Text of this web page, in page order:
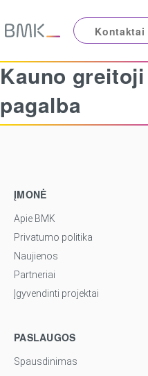
Kontaktai
Kauno
pagalba
ĮMONĖ
Apie BMK
Privatumo politika
Naujienos
Partneriai
Įgyvendinti projektai
PASLAUGOS
Spausdinimas